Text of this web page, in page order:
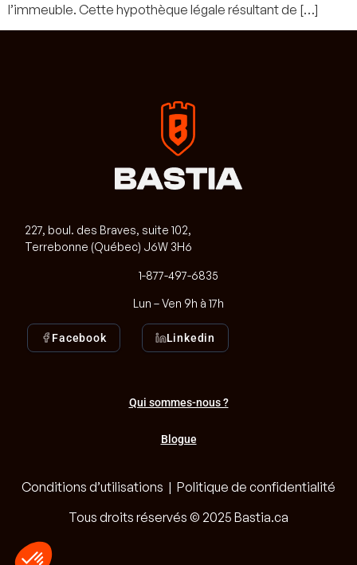
l’immeuble. Cette hypothèque légale résultant de […]
227, boul. des Braves, suite 102,
Terrebonne (Québec) J6W 3H6
1-877-497-6835
Lun – Ven 9h à 17h
Facebook Linkedin
Qui sommes-nous ?
Blogue
Conditions d’utilisations | Politique de confidentialité
Tous droits réservés © 2025 Bastia.ca